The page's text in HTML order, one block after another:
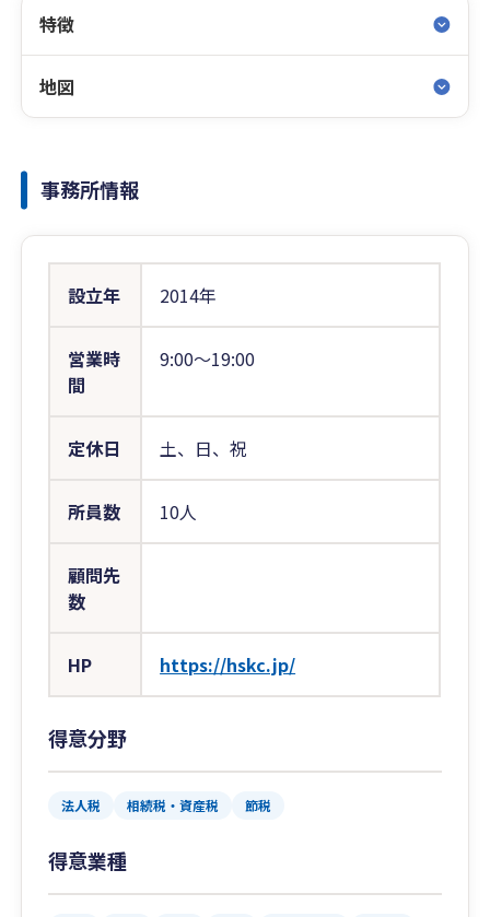
特徴
地図
事務所情報
設立年 2014年
営業時
間
9:00〜19:00
定休日 土、日、祝
所員数 10人
顧問先
数
HP https://hskc.jp/
得意分野
法人税 相続税・資産税 節税
得意業種